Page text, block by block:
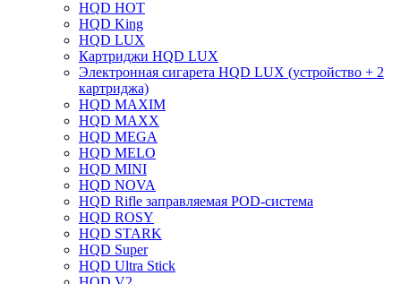
HQD HOT
HQD King
HQD LUX
Картриджи HQD LUX
Электронная сигарета HQD LUX (устройство + 2
картриджа)
HQD MAXIM
HQD MAXX
HQD MEGA
HQD MELO
HQD MINI
HQD NOVA
HQD Rifle заправляемая POD-система
HQD ROSY
HQD STARK
HQD Super
HQD Ultra Stick